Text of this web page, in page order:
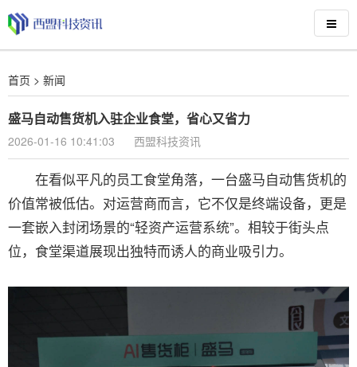
首页 > 新闻
盛马自动售货机入驻企业食堂，省心又省力
2026-01-16 10:41:03 西盟科技资讯
在看似平凡的员工食堂角落，一台盛马自动售货机的
价值常被低估。对运营商而言，它不仅是终端设备，更是
一套嵌入封闭场景的“轻资产运营系统”。相较于街头点
位，食堂渠道展现出独特而诱人的商业吸引力。